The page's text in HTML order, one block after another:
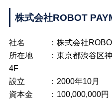
株式会社ROBOT
社名 ：株式会社
所在地 ：東京都渋谷区神
4F
設立 ：2000年10月
資本金 ：100,000,000円